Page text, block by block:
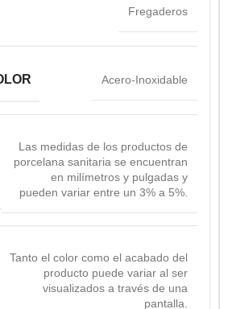
Fregaderos
Acero-Inoxidable
Las medidas de los productos de
porcelana sanitaria se encuentran
en milímetros y pulgadas y
pueden variar entre un 3% a 5%.
Tanto el color como el acabado del
producto puede variar al ser
visualizados a través de una
pantalla.